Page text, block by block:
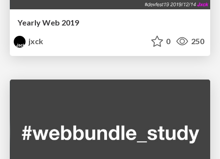
Yearly Web 2019
jxck
0 250